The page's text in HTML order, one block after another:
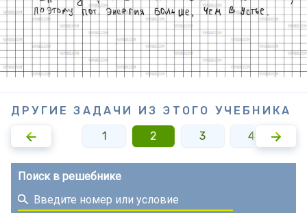
ДРУГИЕ ЗАДАЧИ ИЗ ЭТОГО УЧЕБНИКА
1
2 3 4
Поиск в решебнике